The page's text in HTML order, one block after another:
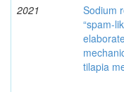
2021
Sodium
“spam-
tilapia